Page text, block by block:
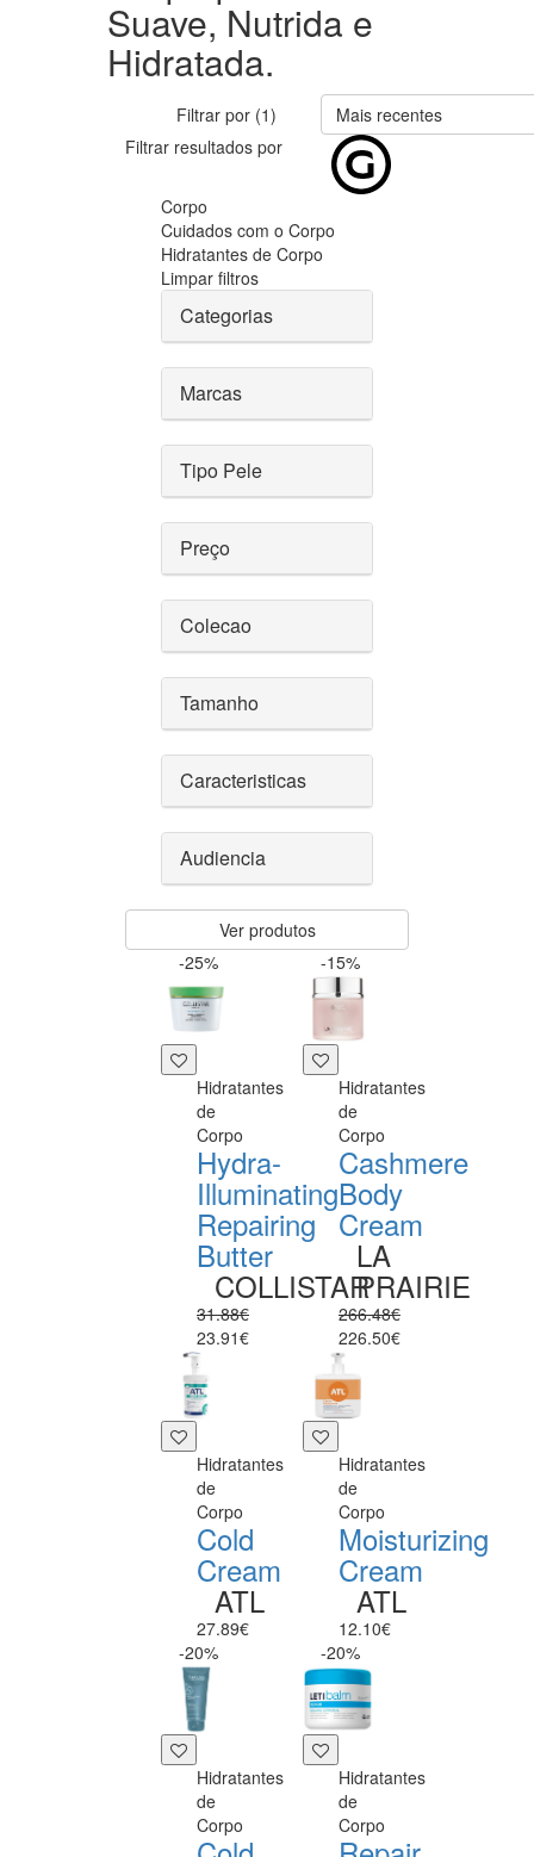
Suave, Nutrida e
Hidratada.
Filtrar por (1)
Mais recentes
Filtrar resultados por
Corpo
Cuidados com o Corpo
Hidratantes de Corpo
Limpar filtros
Categorias
Marcas
Tipo Pele
Preço
Colecao
Tamanho
Caracteristicas
Audiencia
Ver produtos
-25%
Hidratantes
de
Corpo
Hydra-
Illuminating
Repairing
Butter
COLLISTAR
31.88€
23.91€
-15%
Hidratantes
de
Corpo
Cashmere
Body
Cream
LA
PRAIRIE
266.48€
226.50€
Hidratantes
de
Corpo
Cold
Cream
ATL
27.89€
Hidratantes
de
Corpo
Moisturizing
Cream
ATL
12.10€
-20%
Hidratantes
de
Corpo
-20%
Hidratantes
de
Corpo